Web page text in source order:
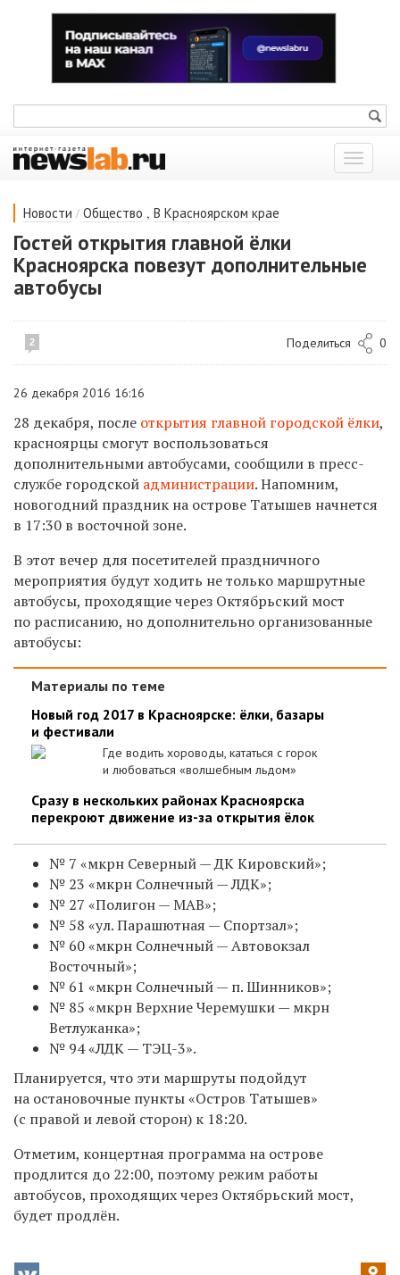
Показать
меню
Новости / Общество , В Красноярском крае
Гостей открытия главной ёлки
Красноярска повезут дополнительные
автобусы
2 Поделиться 0
26 декабря 2016 16:16
28 декабря, после открытия главной городской ёлки,
красноярцы смогут воспользоваться
дополнительными автобусами, сообщили в пресс-
службе городской администрации. Напомним,
новогодний праздник на острове Татышев начнется
в 17:30 в восточной зоне.
В этот вечер для посетителей праздничного
мероприятия будут ходить не только маршрутные
автобусы, проходящие через Октябрьский мост
по расписанию, но дополнительно организованные
автобусы:
Материалы по теме
Новый год 2017 в Красноярске: ёлки, базары
и фестивали
Где водить хороводы, кататься с горок
и любоваться «волшебным льдом»
Сразу в нескольких районах Красноярска
перекроют движение из-за открытия ёлок
№ 7 «мкрн Северный — ДК Кировский»;
№ 23 «мкрн Солнечный — ЛДК»;
№ 27 «Полигон — МАВ»;
№ 58 «ул. Парашютная — Спортзал»;
№ 60 «мкрн Солнечный — Автовокзал
Восточный»;
№ 61 «мкрн Солнечный — п. Шинников»;
№ 85 «мкрн Верхние Черемушки — мкрн
Ветлужанка»;
№ 94 «ЛДК — ТЭЦ-3».
Планируется, что эти маршруты подойдут
на остановочные пункты «Остров Татышев»
(с правой и левой сторон) к 18:20.
Отметим, концертная программа на острове
продлится до 22:00, поэтомурежим работы
автобусов, проходящих через Октябрьский мост,
будет продлён.